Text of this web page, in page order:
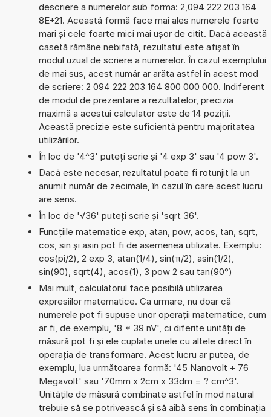
descriere a numerelor sub forma: 2,094 222 203 164
8E+21. Această formă face mai ales numerele foarte
mari și cele foarte mici mai ușor de citit. Dacă această
casetă rămâne nebifată, rezultatul este afișat în
modul uzual de scriere a numerelor. În cazul exemplului
de mai sus, acest număr ar arăta astfel în acest mod
de scriere: 2 094 222 203 164 800 000 000. Indiferent
de modul de prezentare a rezultatelor, precizia
maximă a acestui calculator este de 14 poziții.
Această precizie este suficientă pentru majoritatea
utilizărilor.
În loc de '4^3' puteți scrie și '4 exp 3' sau '4 pow 3'.
Dacă este necesar, rezultatul poate fi rotunjit la un
anumit număr de zecimale, în cazul în care acest lucru
are sens.
În loc de '√36' puteți scrie și 'sqrt 36'.
Funcțiile matematice exp, atan, pow, acos, tan, sqrt,
cos, sin și asin pot fi de asemenea utilizate. Exemplu:
cos(pi/2), 2 exp 3, atan(1/4), sin(π/2), asin(1/2),
sin(90), sqrt(4), acos(1), 3 pow 2 sau tan(90°)
Mai mult, calculatorul face posibilă utilizarea
expresiilor matematice. Ca urmare, nu doar că
numerele pot fi supuse unor operații matematice, cum
ar fi, de exemplu, '8 * 39 nV', ci diferite unități de
măsură pot fi și ele cuplate unele cu altele direct în
operația de transformare. Acest lucru ar putea, de
exemplu, lua următoarea formă: '45 Nanovolt + 76
Megavolt' sau '70mm x 2cm x 33dm = ? cm^3'.
Unitățile de măsură combinate astfel în mod natural
trebuie să se potrivească și să aibă sens în combinația